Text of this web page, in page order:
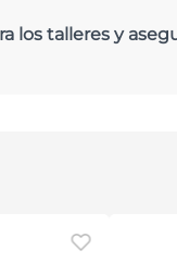
los talleres y